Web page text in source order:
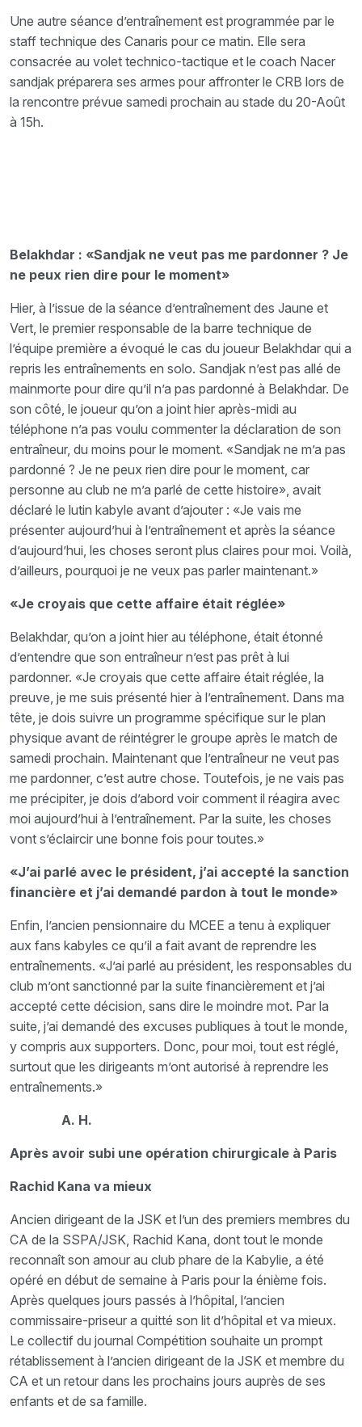
Une autre séance d’entraînement est programmée par le
staff technique des Canaris pour ce matin. Elle sera
consacrée au volet technico-tactique et le coach Nacer
sandjak préparera ses armes pour affronter le CRB lors de
la rencontre prévue samedi prochain au stade du 20-Août
à 15h.
Belakhdar : «Sandjak ne veut pas me pardonner ? Je
ne peux rien dire pour le moment»
Hier, à l’issue de la séance d’entraînement des Jaune et
Vert, le premier responsable de la barre technique de
l’équipe première a évoqué le cas du joueur Belakhdar qui a
repris les entraînements en solo. Sandjak n’est pas allé de
mainmorte pour dire qu’il n’a pas pardonné à Belakhdar. De
son côté, le joueur qu’on a joint hier après-midi au
téléphone n’a pas voulu commenter la déclaration de son
entraîneur, du moins pour le moment. «Sandjak ne m’a pas
pardonné ? Je ne peux rien dire pour le moment, car
personne au club ne m’a parlé de cette histoire», avait
déclaré le lutin kabyle avant d’ajouter : «Je vais me
présenter aujourd’hui à l’entraînement et après la séance
d’aujourd’hui, les choses seront plus claires pour moi. Voilà,
d’ailleurs, pourquoi je ne veux pas parler maintenant.»
«Je croyais que cette affaire était réglée»
Belakhdar, qu’on a joint hier au téléphone, était étonné
d’entendre que son entraîneur n’est pas prêt à lui
pardonner. «Je croyais que cette affaire était réglée, la
preuve, je me suis présenté hier à l’entraînement. Dans ma
tête, je dois suivre un programme spécifique sur le plan
physique avant de réintégrer le groupe après le match de
samedi prochain. Maintenant que l’entraîneur ne veut pas
me pardonner, c’est autre chose. Toutefois, je ne vais pas
me précipiter, je dois d’abord voir comment il réagira avec
moi aujourd’hui à l’entraînement. Par la suite, les choses
vont s’éclaircir une bonne fois pour toutes.»
«J’ai parlé avec le président, j’ai accepté la sanction
financière et j’ai demandé pardon à tout le monde»
Enfin, l’ancien pensionnaire du MCEE a tenu à expliquer
aux fans kabyles ce qu’il a fait avant de reprendre les
entraînements. «J’ai parlé au président, les responsables du
club m’ont sanctionné par la suite financièrement et j’ai
accepté cette décision, sans dire le moindre mot. Par la
suite, j’ai demandé des excuses publiques à tout le monde,
y compris aux supporters. Donc, pour moi, tout est réglé,
surtout que les dirigeants m’ont autorisé à reprendre les
entraînements.»
A. H.
Après avoir subi une opération chirurgicale à Paris
Rachid Kana va mieux
Ancien dirigeant de la JSK et l’un des premiers membres du
CA de la SSPA/JSK, Rachid Kana, dont tout le monde
reconnaît son amour au club phare de la Kabylie, a été
opéré en début de semaine à Paris pour la énième fois.
Après quelques jours passés à l’hôpital, l’ancien
commissaire-priseur a quitté son lit d’hôpital et va mieux.
Le collectif du journal Compétition souhaite un prompt
rétablissement à l’ancien dirigeant de la JSK et membre du
CA et un retour dans les prochains jours auprès de ses
enfants et de sa famille.